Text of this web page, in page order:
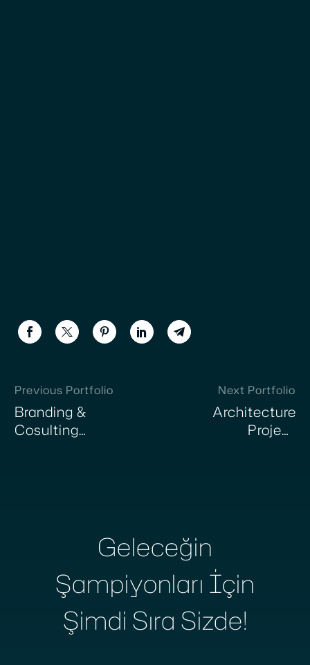
Previous Portfolio
Branding &
Cosulting
Next Portfolio
Architecture
Project
Geleceğin
Şampiyonları İçin
Şimdi Sıra Sizde!